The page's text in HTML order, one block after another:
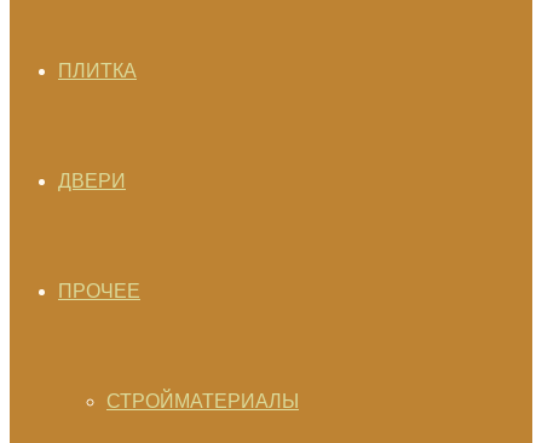
ПЛИТКА
ДВЕРИ
ПРОЧЕЕ
СТРОЙМАТЕРИАЛЫ